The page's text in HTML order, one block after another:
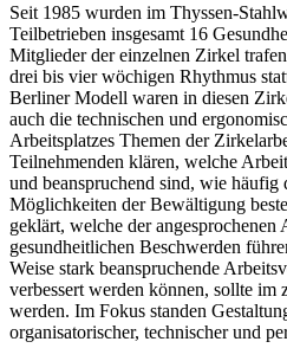
Seit 1985 wurden im Thyssen-
Teilbetrieben insgesamt 16
Mitglieder der einzelnen Zirkel
drei bis vier wöchigen Rhythmus
Berliner Modell waren in diesen
auch die technischen und
Arbeitsplatzes Themen der
Teilnehmenden klären, welche
und beanspruchend sind, wie häufig
Möglichkeiten der Bewältigung
geklärt, welche der angesprochenen
gesundheitlichen Beschwerden
Weise stark beanspruchende
verbessert werden können, sollte im
werden. Im Fokus standen
organisatorischer, technischer und